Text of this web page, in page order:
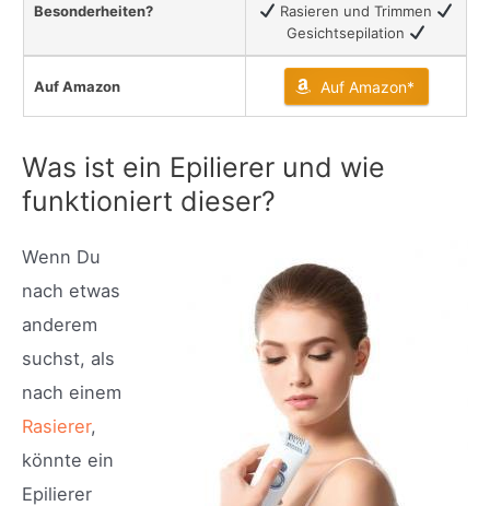
Besonderheiten?
Rasieren und Trimmen
Gesichtsepilation
Auf Amazon Auf Amazon*
Was ist ein Epilierer und wie
funktioniert dieser?
Wenn Du
nach etwas
anderem
suchst, als
nach einem
Rasierer,
könnte ein
Epilierer